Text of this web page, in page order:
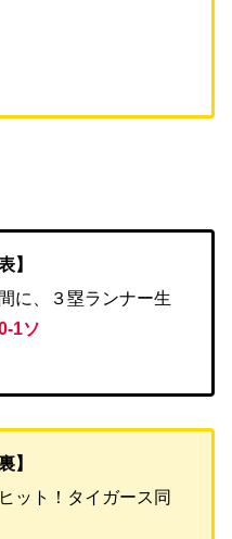
】
に、３塁ランナー生
1ソ
】
ット！タイガース同